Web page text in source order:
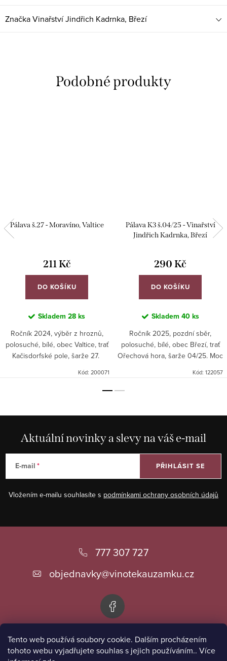
Tento web používá soubory cookie. Dalším procházením
tohoto webu vyjadřujete souhlas s jejich používáním.. Více
ZnačkaVinařství Jindřich Kadrnka, Březí
Pálava š.27 - Moravíno, Valtice
211 Kč
DO KOŠÍKU
Skladem 28 ks
Ročník 2024, výběr z hroznů,
polosuché, bílé, obec Valtice, trať
Kačisdorfské pole, šarže 27.
Kód: 200071
Pálava K3 š.04/25 - Vinařství
Jindřich Kadrnka, Březí
290 Kč
DO KOŠÍKU
Skladem 40 ks
Ročník 2025, pozdní sběr,
polosuché, bílé, obec Březí, trať
Ořechová hora, šarže 04/25. Moc
hodnotíme jako jednu z
Kód: 122057
Aktuální novinky a slevy na váš e-mail
E-mail
Vložením e-mailu souhlasíte s podmínkami ochrany osobních údajů
PŘIHLÁSIT SE
777 307 727
objednavky@vinotekauzamku.cz
Informace pro vás